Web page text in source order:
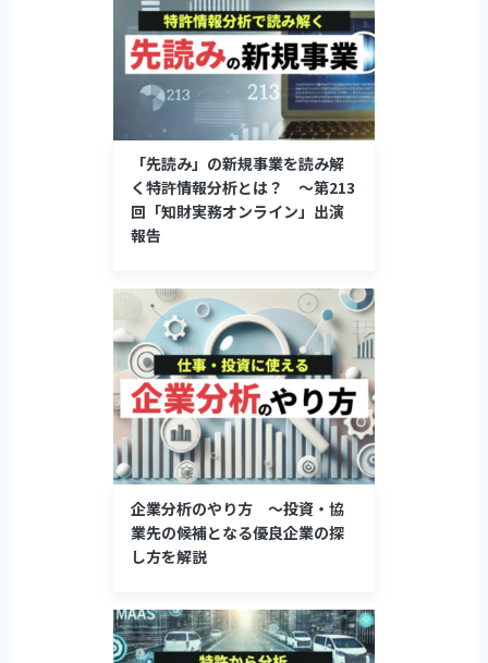
「先読み」の新規事業を読み解
く特許情報分析とは？ ～第213
回「知財実務オンライン」出演
報告
企業分析のやり方 ～投資・協
業先の候補となる優良企業の探
し方を解説